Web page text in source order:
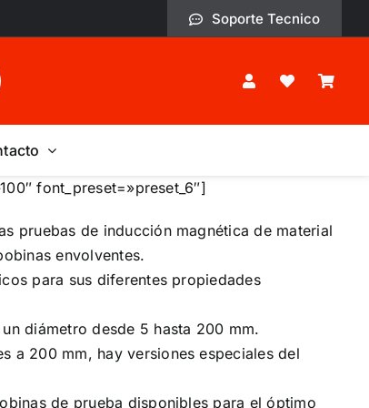
Soporte Tecnico
font_preset=»preset_6″]
pruebas de inducción magnética de material
envolventes.
para sus diferentes propiedades
diámetro desde 5 hasta 200 mm.
a 200 mm, hay versiones especiales del
de prueba disponibles para el óptimo